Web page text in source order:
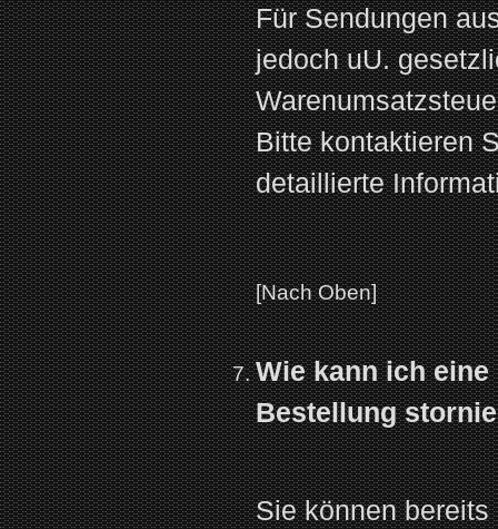
Für Sendungen
jedoch uU.
Bitte kontaktieren
detaillierte
[Nach Oben]
Wie kann ich
Bestellung
Sie können